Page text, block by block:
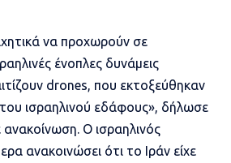
να προχωρούν σε
ένοπλες δυνάμεις
drones, που εκτοξεύθηκαν
ισραηλινού εδάφους», δήλωσε
Ο ισραηλινός
ανακοινώσει ότι το Ιράν είχε